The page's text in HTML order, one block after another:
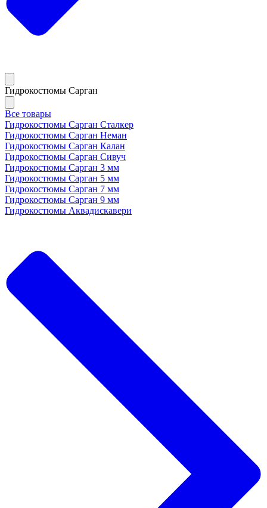
Гидрокостюмы Сарган
Все товары
Гидрокостюмы Сарган Сталкер
Гидрокостюмы Сарган Неман
Гидрокостюмы Сарган Калан
Гидрокостюмы Сарган Сивуч
Гидрокостюмы Сарган 3 мм
Гидрокостюмы Сарган 5 мм
Гидрокостюмы Сарган 7 мм
Гидрокостюмы Сарган 9 мм
Гидрокостюмы Аквадискавери